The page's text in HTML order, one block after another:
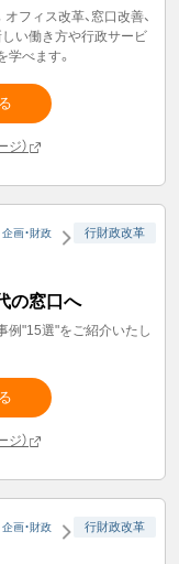
フィス改革、窓口改善、
い働き方や行政サービ
べます。
）
企画・財政 行財政改革
の窓口へ
例"15選"をご紹介いたし
）
企画・財政 行財政改革